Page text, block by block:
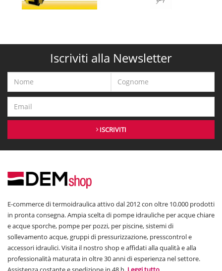
Iscriviti alla Newsletter
ISCRIVITI
E-commerce di termoidraulica attivo dal 2012 con oltre 10.000 prodotti
in pronta consegna. Ampia scelta di pompe idrauliche per acque chiare
e acque sporche, pompe per pozzi, per piscine, sistemi di
sollevamento acque, gruppi di pressurizzazione, presscontrol e
accessori idraulici. Visita il nostro shop e affidati alla qualità e alla
professionalità maturata in oltre 30 anni di esperienza nel settore.